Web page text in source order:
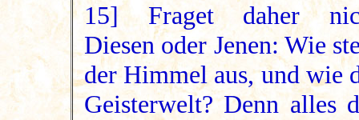
15] Fraget daher
Diesen oder Jenen: Wie
der Himmel aus, und wie
Geisterwelt? Denn alles